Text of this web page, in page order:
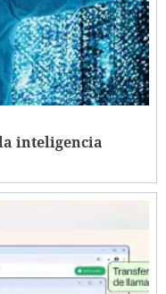
inteligencia